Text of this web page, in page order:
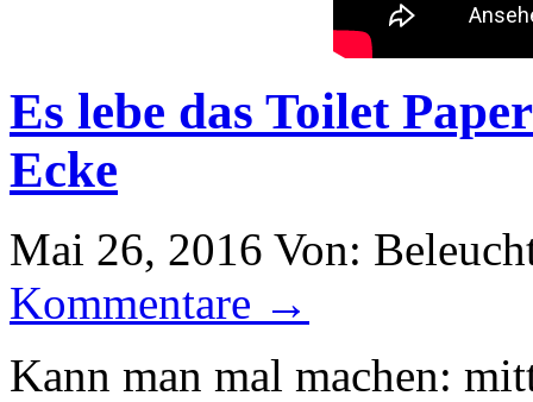
Es lebe das Toilet
Ecke
Mai 26, 2016 Von:
Kommentare →
Kann man mal machen: